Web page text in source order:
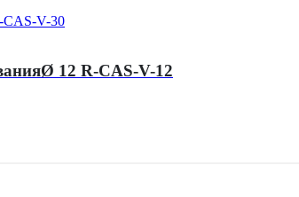
12 R-CAS-V-12